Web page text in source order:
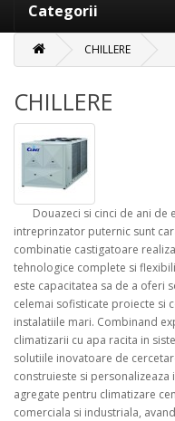
Categorii
CHILLERE
CHILLERE
Douazeci si cinci de ani de
intreprinzator puternic sunt
combinatie castigatoare
tehnologice complete si
este capacitatea sa de a oferi
celemai sofisticate proiecte si
instalatiile mari. Combinand
climatizarii cu apa racita in
solutiile inovatoare de
construieste si
agregate pentru climatizare
comerciala si industriala,